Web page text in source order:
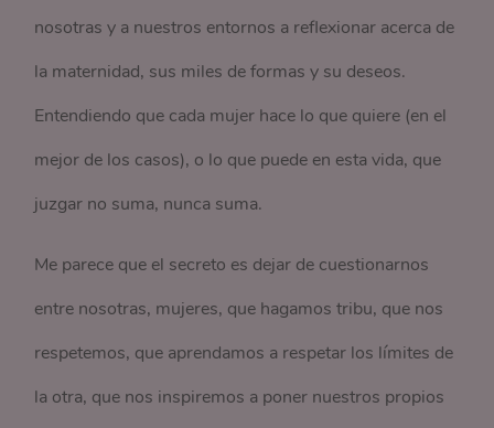
nosotras y a nuestros entornos a reflexionar acerca de
la maternidad, sus miles de formas y su deseos.
Entendiendo que cada mujer hace lo que quiere (en el
mejor de los casos), o lo que puede en esta vida, que
juzgar no suma, nunca suma.
Me parece que el secreto es dejar de cuestionarnos
entre nosotras, mujeres, que hagamos tribu, que nos
respetemos, que aprendamos a respetar los límites de
la otra, que nos inspiremos a poner nuestros propios